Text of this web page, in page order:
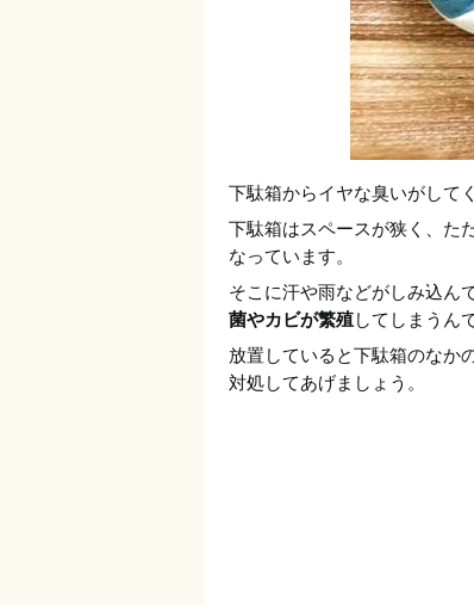
下駄箱からイヤな臭いがして
下駄箱はスペースが狭く、た
なっています。
そこに汗や雨などがしみ込ん
菌やカビが繁殖してしまうん
放置していると下駄箱のなか
対処してあげましょう。